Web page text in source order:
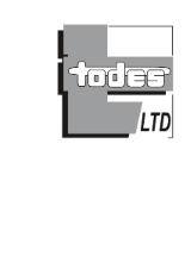
ГЛАВНАЯ
ПРОЕКТЫ